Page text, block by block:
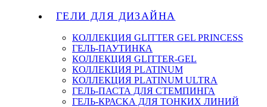
ГЕЛИ ДЛЯ ДИЗАЙНА
КОЛЛЕКЦИЯ GLITTER GEL PRINCESS
ГЕЛЬ-ПАУТИНКА
КОЛЛЕКЦИЯ GLITTER-GEL
КОЛЛЕКЦИЯ PLATINUM
КОЛЛЕКЦИЯ PLATINUM ULTRA
ГЕЛЬ-ПАСТА ДЛЯ СТЕМПИНГА
ГЕЛЬ-КРАСКА ДЛЯ ТОНКИХ ЛИНИЙ